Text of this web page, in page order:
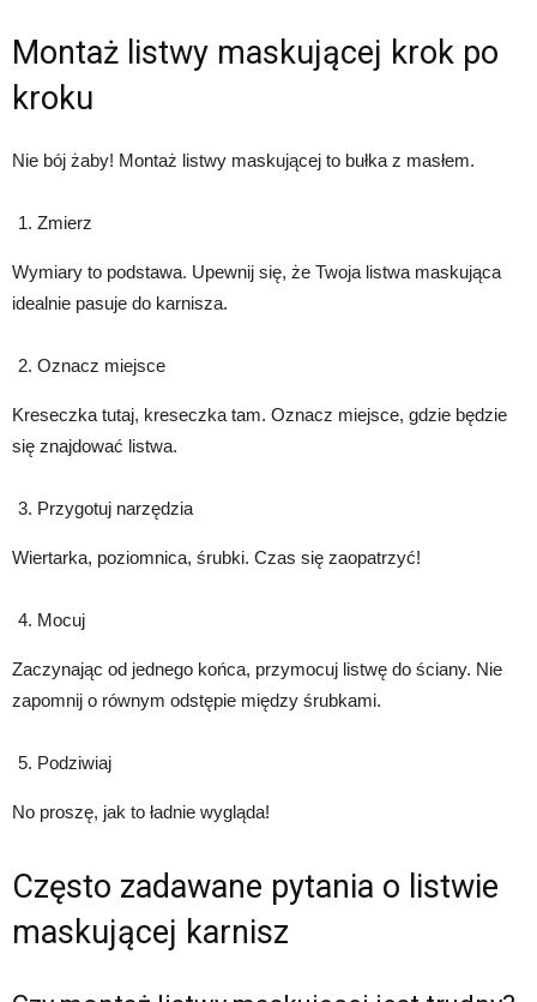
Montaż listwy maskującej krok po
kroku
Nie bój żaby! Montaż listwy maskującej to bułka z masłem.
Zmierz
Wymiary to podstawa. Upewnij się, że Twoja listwa maskująca
idealnie pasuje do karnisza.
Oznacz miejsce
Kreseczka tutaj, kreseczka tam. Oznacz miejsce, gdzie będzie
się znajdować listwa.
Przygotuj narzędzia
Wiertarka, poziomnica, śrubki. Czas się zaopatrzyć!
Mocuj
Zaczynając od jednego końca, przymocuj listwę do ściany. Nie
zapomnij o równym odstępie między śrubkami.
Podziwiaj
No proszę, jak to ładnie wygląda!
Często zadawane pytania o listwie
maskującej karnisz